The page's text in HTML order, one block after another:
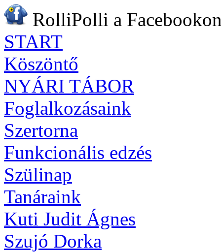
RolliPolli a
START
Köszöntő
NYÁRI TÁBOR
Foglalkozásaink
Szertorna
Funkcionális edzés
Szülinap
Tanáraink
Kuti Judit Ágnes
Szujó Dorka